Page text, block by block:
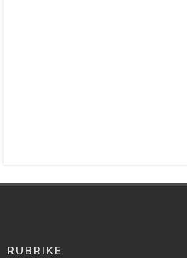
RUBRIKE